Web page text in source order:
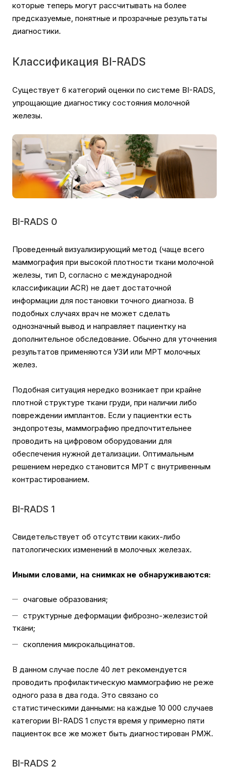
которые теперь могут рассчитывать на более
предсказуемые, понятные и прозрачные результаты
диагностики.
Классификация BI-RADS
Существует 6 категорий оценки по системе BI-RADS,
упрощающие диагностику состояния молочной
железы.
BI-RADS 0
Проведенный визуализирующий метод (чаще всего
маммография при высокой плотности ткани молочной
железы, тип D, согласно с международной
классификации ACR) не дает достаточной
информации для постановки точного диагноза. В
подобных случаях врач не может сделать
однозначный вывод и направляет пациентку на
дополнительное обследование. Обычно для уточнения
результатов применяются УЗИ или МРТ молочных
желез.
Подобная ситуация нередко возникает при крайне
плотной структуре ткани груди, при наличии либо
повреждении имплантов. Если у пациентки есть
эндопротезы, маммографию предпочтительнее
проводить на цифровом оборудовании для
обеспечения нужной детализации. Оптимальным
решением нередко становится МРТ с внутривенным
контрастированием.
BI-RADS 1
Свидетельствует об отсутствии каких-либо
патологических изменений в молочных железах.
Иными словами, на снимках не обнаруживаются:
очаговые образования;
структурные деформации фиброзно-железистой
ткани;
скопления микрокальцинатов.
В данном случае после 40 лет рекомендуется
проводить профилактическую маммографию не реже
одного раза в два года. Это связано со
статистическими данными: на каждые 10 000 случаев
категории BI-RADS 1 спустя время у примерно пяти
пациенток все же может быть диагностирован РМЖ.
BI-RADS 2